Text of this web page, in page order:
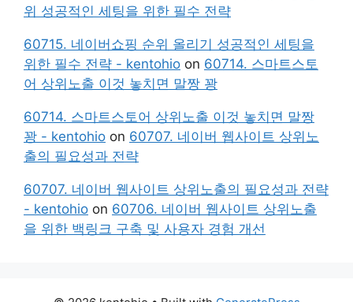
위 성공적인 세팅을 위한 필수 전략
60715. 네이버쇼핑 순위 올리기 성공적인 세팅을
위한 필수 전략 - kentohio on 60714. 스마트스토
어 상위노출 이것 놓치면 말짱 꽝
60714. 스마트스토어 상위노출 이것 놓치면 말짱
꽝 - kentohio on 60707. 네이버 웹사이트 상위노
출의 필요성과 전략
60707. 네이버 웹사이트 상위노출의 필요성과 전략
- kentohio on 60706. 네이버 웹사이트 상위노출
을 위한 백링크 구축 및 사용자 경험 개선